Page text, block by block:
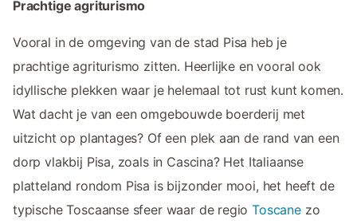
Prachtige agriturismo
Vooral in de omgeving van de stad Pisa heb je
prachtige agriturismo zitten. Heerlijke en vooral ook
idyllische plekken waar je helemaal tot rust kunt komen.
Wat dacht je van een omgebouwde boerderij met
uitzicht op plantages? Of een plek aan de rand van een
dorp vlakbij Pisa, zoals in Cascina? Het Italiaanse
platteland rondom Pisa is bijzonder mooi, het heeft de
typische Toscaanse sfeer waar de regioToscanezo